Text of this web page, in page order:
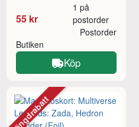
55 kr
1 på
postorder
Butiken
Postorder
Köp
Mängdrabatt